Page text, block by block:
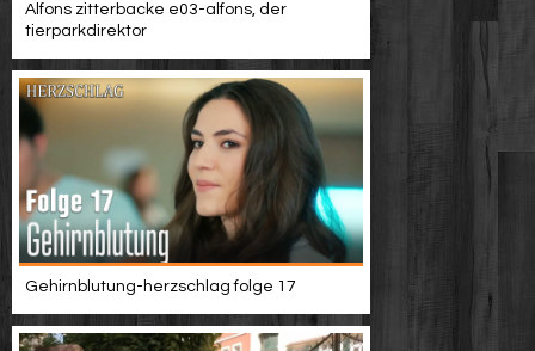
Alfons zitterbacke e03-alfons, der
tierparkdirektor
Gehirnblutung-herzschlag folge 17